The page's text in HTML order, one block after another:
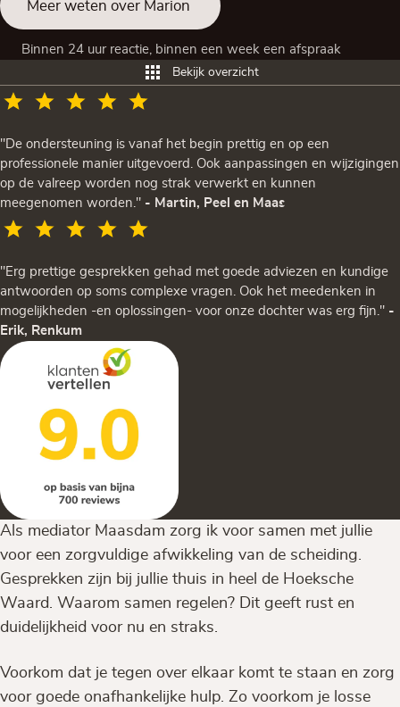
Meer weten over Marion
Binnen 24 uur reactie, binnen een week een afspraak
Bekijk overzicht
"De ondersteuning is vanaf het begin prettig en op een
professionele manier uitgevoerd. Ook aanpassingen en wijzigingen
op de valreep worden nog strak verwerkt en kunnen
meegenomen worden." - Martin, Peel en Maas
"Erg prettige gesprekken gehad met goede adviezen en kundige
antwoorden op soms complexe vragen. Ook het meedenken in
mogelijkheden -en oplossingen- voor onze dochter was erg fijn." -
Erik, Renkum
Als mediator Maasdam zorg ik voor samen met jullie
voor een zorgvuldige afwikkeling van de scheiding.
Gesprekken zijn bij jullie thuis in heel de Hoeksche
Waard. Waarom samen regelen? Dit geeft rust en
duidelijkheid voor nu en straks.
Voorkom dat je tegen over elkaar komt te staan en zorg
voor goede onafhankelijke hulp. Zo voorkom je losse